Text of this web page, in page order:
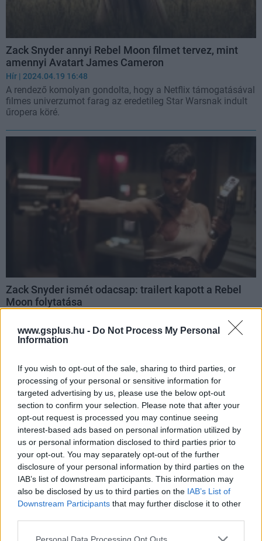
www.gsplus.hu - Do Not Process My Personal
Information
If you wish to opt-out of the sale, sharing to third parties, or
processing of your personal or sensitive information for
targeted advertising by us, please use the below opt-out
section to confirm your selection. Please note that after your
opt-out request is processed you may continue seeing
interest-based ads based on personal information utilized by
us or personal information disclosed to third parties prior to
your opt-out. You may separately opt-out of the further
disclosure of your personal information by third parties on the
IAB’s list of downstream participants. This information may
also be disclosed by us to third parties on the IAB’s List of
Downstream Participants that may further disclose it to other
Please note that this website/app uses one or more Google
Personal Data Processing Opt Outs
Zack Snyder annyi Rebel Moon filmet tervez, mint
amennyi Avatart James Cameron
Hír | 2024.04.19 16:48
A rendező komolyan gondolta, hogy a Netflix támogatásával
filmes univerzumot farag az eredetileg Star Warsnak indult
űropera köré.
Zack Snyder ismét odacsap: trailert kapott a Rebel
Moon folytatása
A Netflix nagyszabású sci-fijének második része hamarosan
debütál.
Már tudjuk, mikor jön a Rebel Moon durvább,